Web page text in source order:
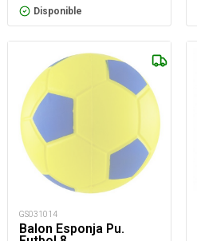
Disponible
GS031014
Balon Esponja Pu.